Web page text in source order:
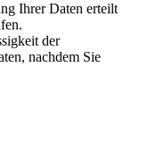
Ihrer Daten erteilt
der
nachdem Sie